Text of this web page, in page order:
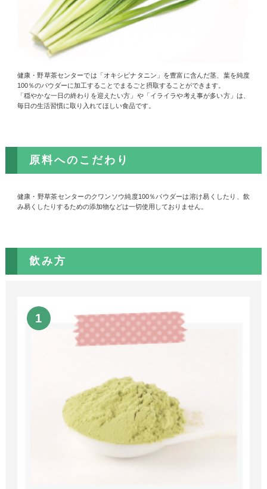
健康・野草茶センターでは「オキシピナタニン」を豊富に含んだ茎、葉を純度
100％のパウダーに加工することでまるごと摂取することができます。
「穏やかな一日の終わりを迎えたい方」や「イライラや考え事が多い方」は、
毎日の生活習慣に取り入れてほしい食品です。
原料へのこだわり
健康・野草茶センターのクワンソウ純度100％パウダーは溶け易くしたり、飲
み易くしたりするための添加物などは一切使用しておりません。
飲み方